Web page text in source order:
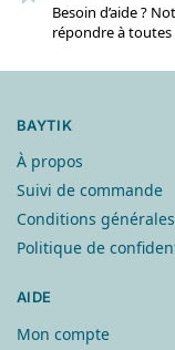
Besoin d’aide ?
répondre à
BAYTIK
À propos
Suivi de commande
Conditions
Politique de
AIDE
Mon compte